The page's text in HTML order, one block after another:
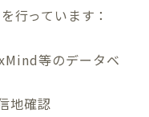
行っています：
等のデータベ
地確認